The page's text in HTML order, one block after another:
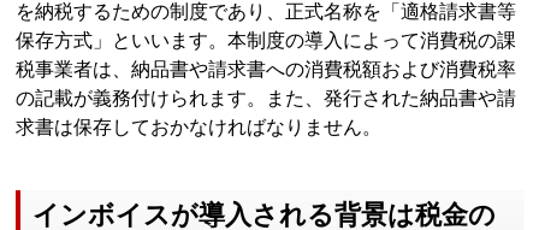
を納税するための制度であり、正式名称を「適格請求書等
保存方式」といいます。本制度の導入によって消費税の課
税事業者は、納品書や請求書への消費税額および消費税率
の記載が義務付けられます。また、発行された納品書や請
求書は保存しておかなければなりません。
インボイスが導入される背景は税金の